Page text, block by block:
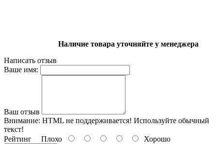
Наличие товара уточняйте у менеджера
Написать отзыв
Ваше имя:
Ваш отзыв
Внимание: HTML не поддерживается! Используйте обычный
текст!
Рейтинг Плохо Хорошо